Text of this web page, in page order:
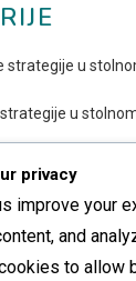
strategije u
u
privacy
improve your
and
to allow